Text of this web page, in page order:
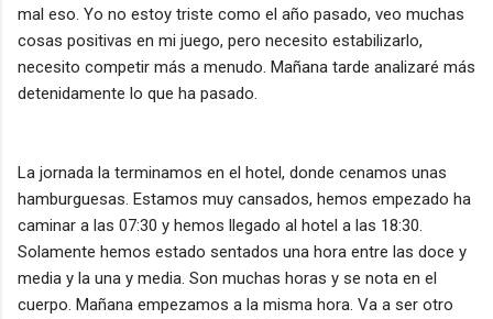
mal eso. Yo no estoy triste como el año pasado, veo muchas
cosas positivas en mi juego, pero necesito estabilizarlo,
necesito competir más a menudo. Mañana tarde analizaré más
detenidamente lo que ha pasado.
La jornada la terminamos en el hotel, donde cenamos unas
hamburguesas. Estamos muy cansados, hemos empezado ha
caminar a las 07:30 y hemos llegado al hotel a las 18:30.
Solamente hemos estado sentados una hora entre las doce y
media y la una y media. Son muchas horas y se nota en el
cuerpo. Mañana empezamos a la misma hora. Va a ser otro